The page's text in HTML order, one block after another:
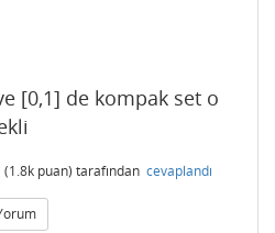
[0,1] de kompak set o
(1.8k puan) tarafından cevaplandı